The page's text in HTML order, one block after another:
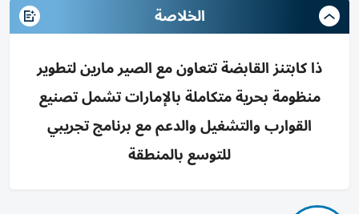
الخلاصة
ذا كابتنز القابضة تتعاون مع الصير مارين لتطوير
منظومة بحرية متكاملة بالإمارات تشمل تصنيع
القوارب والتشغيل والدعم مع برنامج تجريبي
للتوسع بالمنطقة